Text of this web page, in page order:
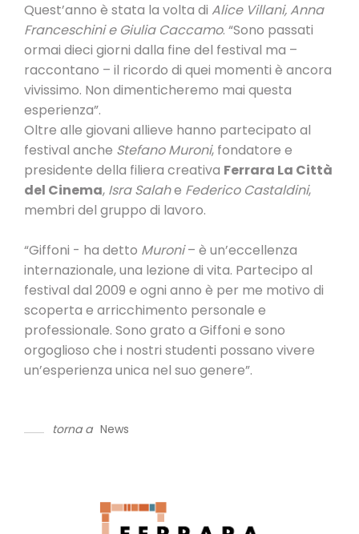
Quest’anno è stata la volta di Alice Villani, Anna
Franceschini e Giulia Caccamo. “Sono passati
ormai dieci giorni dalla fine del festival ma –
raccontano – il ricordo di quei momenti è ancora
vivissimo. Non dimenticheremo mai questa
esperienza”.
Oltre alle giovani allieve hanno partecipato al
festival anche Stefano Muroni, fondatore e
presidente della filiera creativa Ferrara La Città
del Cinema, Isra Salahe Federico Castaldini,
membri del gruppo di lavoro.
“Giffoni - ha detto Muroni– è un’eccellenza
internazionale, una lezione di vita. Partecipo al
festival dal 2009 e ogni anno è per me motivo di
scoperta e arricchimento personale e
professionale. Sono grato a Giffoni e sono
orgoglioso che i nostri studenti possano vivere
un’esperienza unica nel suo genere”.
torna a News